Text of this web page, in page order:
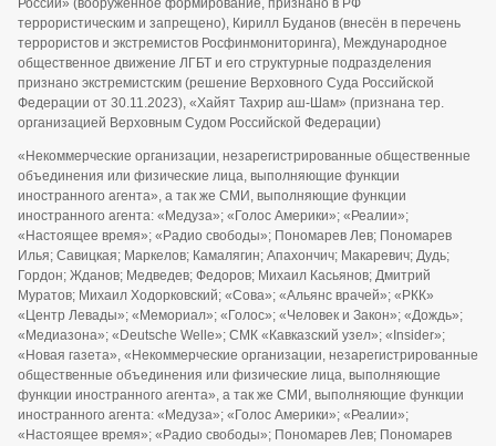
России» (вооруженное формирование, признано в РФ
террористическим и запрещено), Кирилл Буданов (внесён в перечень
террористов и экстремистов Росфинмониторинга), Международное
общественное движение ЛГБТ и его структурные подразделения
признано экстремистским (решение Верховного Суда Российской
Федерации от 30.11.2023), «Хайят Тахрир аш-Шам» (признана тер.
организацией Верховным Судом Российской Федерации)
«Некоммерческие организации, незарегистрированные общественные
объединения или физические лица, выполняющие функции
иностранного агента», а так же СМИ, выполняющие функции
иностранного агента: «Медуза»; «Голос Америки»; «Реалии»;
«Настоящее время»; «Радио свободы»; Пономарев Лев; Пономарев
Илья; Савицкая; Маркелов; Камалягин; Апахончич; Макаревич; Дудь;
Гордон; Жданов; Медведев; Федоров; Михаил Касьянов; Дмитрий
Муратов; Михаил Ходорковский; «Сова»; «Альянс врачей»; «РКК»
«Центр Левады»; «Мемориал»; «Голос»; «Человек и Закон»; «Дождь»;
«Медиазона»; «Deutsche Welle»; СМК «Кавказский узел»; «Insider»;
«Новая газета», «Некоммерческие организации, незарегистрированные
общественные объединения или физические лица, выполняющие
функции иностранного агента», а так же СМИ, выполняющие функции
иностранного агента: «Медуза»; «Голос Америки»; «Реалии»;
«Настоящее время»; «Радио свободы»; Пономарев Лев; Пономарев